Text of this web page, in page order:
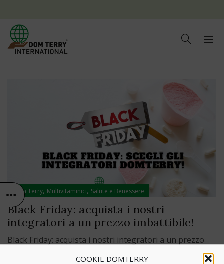
COOKIE DOMTERRY
Dom Terry, Multivitaminici, Salute e Benessere
Black Friday: acquista i nostri
integratori a un prezzo imbattibile!
Black Friday: acquista i nostri integratori a un prezzo